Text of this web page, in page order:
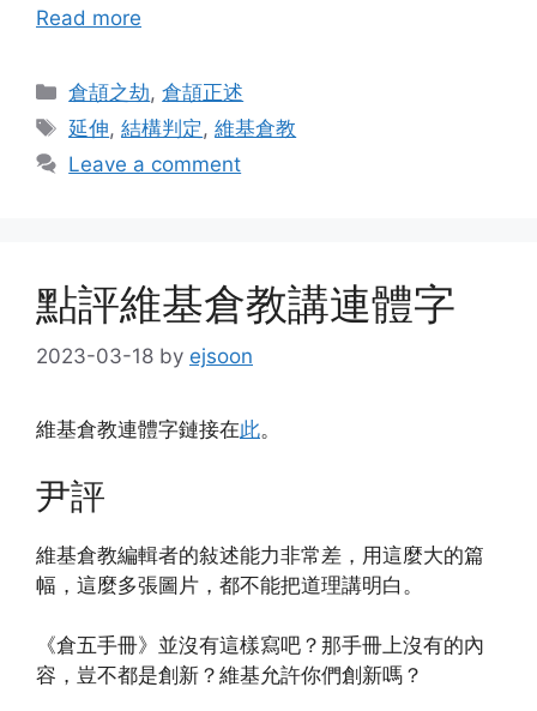
Read more
Categories
倉頡之劫,倉頡正述
Tags
延伸,結構判定 ,維基倉教
Leave a comment
點評維基倉教講連體字
2023-03-18 by ejsoon
維基倉教連體字鏈接在此。
尹評
維基倉教編輯者的敍述能力非常差，用這麼大的篇
幅，這麼多張圖片，都不能把道理講明白。
《倉五手冊》並沒有這樣寫吧？那手冊上沒有的內
容，豈不都是創新？維基允許你們創新嗎？